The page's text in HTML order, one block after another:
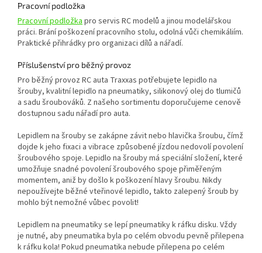
Pracovní podložka
Pracovní podložkapro servis RC modelů a jinou modelářskou
práci. Brání poškození pracovního stolu, odolná vůči chemikáliím.
Praktické přihrádky pro organizaci dílů a nářadí.
Příslušenství pro běžný provoz
Pro běžný provoz RC auta Traxxas potřebujete lepidlo na
šrouby, kvalitní lepidlo na pneumatiky, silikonový olej do tlumičů
a sadu šroubováků. Z našeho sortimentu doporučujeme cenově
dostupnou sadu nářadí pro auta.
Lepidlem na šrouby se zakápne závit nebo hlavička šroubu, čímž
dojde k jeho fixaci a vibrace způsobené jízdou nedovolí povolení
šroubového spoje. Lepidlo na šrouby má speciální složení, které
umožňuje snadné povolení šroubového spoje přiměřeným
momentem, aniž by došlo k poškození hlavy šroubu. Nikdy
nepoužívejte běžné vteřinové lepidlo, takto zalepený šroub by
mohlo být nemožné vůbec povolit!
Lepidlem na pneumatiky se lepí pneumatiky k ráfku disku. Vždy
je nutné, aby pneumatika byla po celém obvodu pevně přilepena
k ráfku kola! Pokud pneumatika nebude přilepena po celém